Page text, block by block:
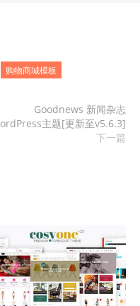
购物商城模板
Goodnews 新闻杂志
主题[更新至v5.6.3]
下一篇